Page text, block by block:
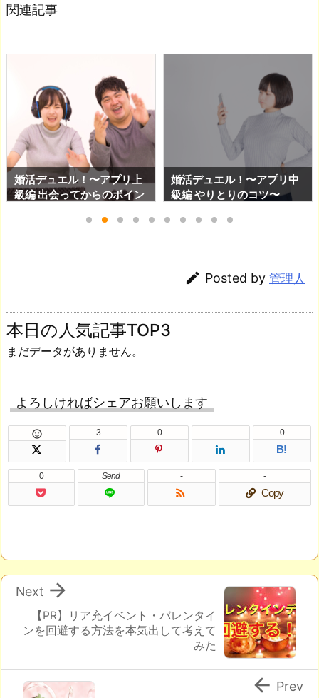
関連記事
婚活デュエル！〜アプリ上
級編 出会ってからのポイン
婚活デュエル！〜アプリ中
級編 やりとりのコツ〜
 Posted by 管理人
本日の人気記事TOP3
まだデータがありません。
よろしければシェアお願いします
 3 0 -
B!
0
0 Send

-
Copy
-
【PR】リア充イベント・バレンタイ
ンを回避する方法を本気出して考えて
みた

Next
 Prev